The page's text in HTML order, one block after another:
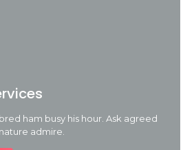
ham busy his hour. Ask agreed
admire.